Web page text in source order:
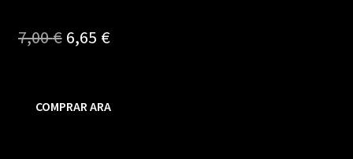
7,00€ El
6,65 €El
COMPRAR ARA